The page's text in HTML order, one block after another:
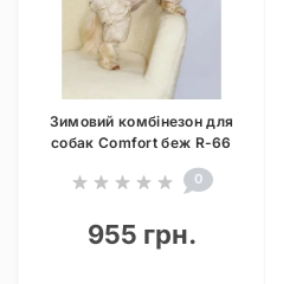
Зимовий комбінезон для
собак Comfort беж R-66
0
955 грн.